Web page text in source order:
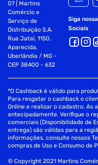
07 | Martins
Comércio e
Serviço de
Distribuição S.A.
Rua Jataí, 1150,
Aparecida,
Uberlândia / MG -
CEP 38400 - 632
Siga
Sociais
*O Cashback é válido para
Para resgatar o cashback o
Online e realizar o cadastro. As
antecipadamente. Verifique o
comerciais (Disponibilidade de
entrega) são válidas para a
informações, consulte nossos
compras de Uso e Consumo de
© Copyright 2021 Martins